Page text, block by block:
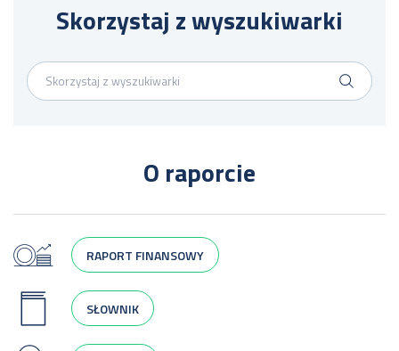
Skorzystaj z wyszukiwarki
O raporcie
RAPORT FINANSOWY
SŁOWNIK